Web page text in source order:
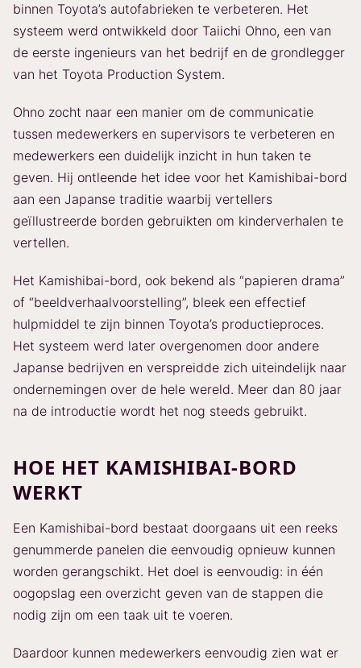
binnen Toyota’s autofabrieken te verbeteren. Het
systeem werd ontwikkeld door Taiichi Ohno, een van
de eerste ingenieurs van het bedrijf en de grondlegger
van het Toyota Production System.
Ohno zocht naar een manier om de communicatie
tussen medewerkers en supervisors te verbeteren en
medewerkers een duidelijk inzicht in hun taken te
geven. Hij ontleende het idee voor het Kamishibai-bord
aan een Japanse traditie waarbij vertellers
geïllustreerde borden gebruikten om kinderverhalen te
vertellen.
Het Kamishibai-bord, ook bekend als “papieren drama”
of “beeldverhaalvoorstelling”, bleek een effectief
hulpmiddel te zijn binnen Toyota’s productieproces.
Het systeem werd later overgenomen door andere
Japanse bedrijven en verspreidde zich uiteindelijk naar
ondernemingen over de hele wereld. Meer dan 80 jaar
na de introductie wordt het nog steeds gebruikt.
HOE HET KAMISHIBAI-BORD
WERKT
Een Kamishibai-bord bestaat doorgaans uit een reeks
genummerde panelen die eenvoudig opnieuw kunnen
worden gerangschikt. Het doel is eenvoudig: in één
oogopslag een overzicht geven van de stappen die
nodig zijn om een taak uit te voeren.
Daardoor kunnen medewerkers eenvoudig zien wat er